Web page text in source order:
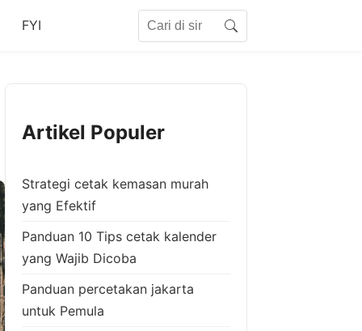
FYI Search
Artikel Populer
Strategi cetak kemasan murah
yang Efektif
Panduan 10 Tips cetak kalender
yang Wajib Dicoba
Panduan percetakan jakarta
untuk Pemula